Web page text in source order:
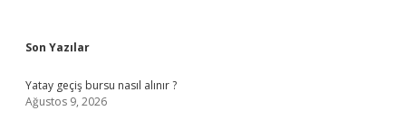
Sidebar
Son Yazılar
Yatay geçiş bursu nasıl alınır ?
Ağustos 9, 2026